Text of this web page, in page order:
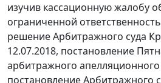
изучив кассационную жалобу
ограниченной
решение Арбитражного суда
12.07.2018, постановление
арбитражного апелляционного
постановление Арбитражного